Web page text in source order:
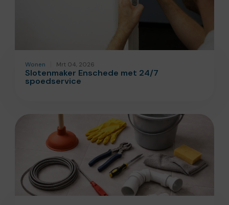
Wonen Mrt 04, 2026
Slotenmaker Enschede met 24/7
spoedservice